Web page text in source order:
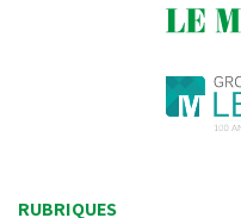
RUBRIQUES